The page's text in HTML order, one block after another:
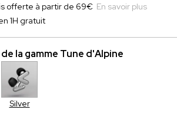
offerte à partir de 69€ En savoir plus
1H gratuit
la gamme Tune d'Alpine
Silver